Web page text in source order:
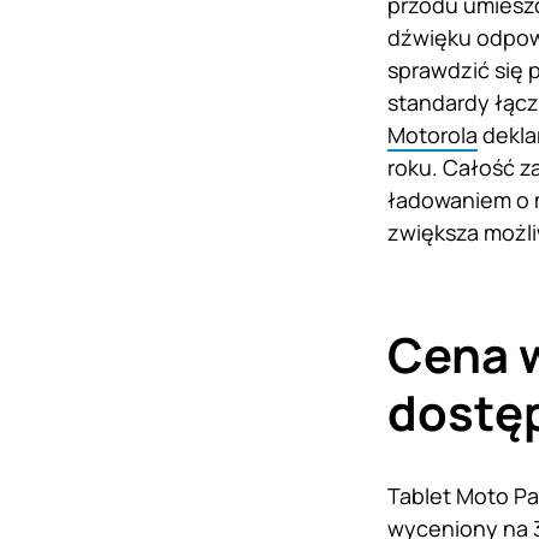
dźwięku
sprawdzić się
standardy
Motorola
roku. Całość
ładowaniem
zwiększa
Cena
Tablet Moto
wyceniony na